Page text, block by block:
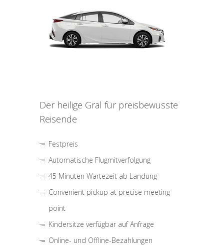
Der heilige Gral für preisbewusste
Reisende
Festpreis
Automatische Flugmitverfolgung
45 Minuten Wartezeit ab Landung
Convenient pickup at precise meeting
point
Kindersitze verfügbar auf Anfrage
Online- und Offline-Bezahlungen